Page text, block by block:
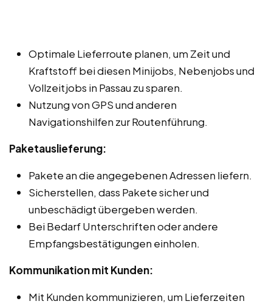
Optimale Lieferroute planen, um Zeit und
Kraftstoff bei diesen Minijobs, Nebenjobs und
Vollzeitjobs in Passau zu sparen.
Nutzung von GPS und anderen
Navigationshilfen zur Routenführung.
Paketauslieferung:
Pakete an die angegebenen Adressen liefern.
Sicherstellen, dass Pakete sicher und
unbeschädigt übergeben werden.
Bei Bedarf Unterschriften oder andere
Empfangsbestätigungen einholen.
Kommunikation mit Kunden:
Mit Kunden kommunizieren, um Lieferzeiten